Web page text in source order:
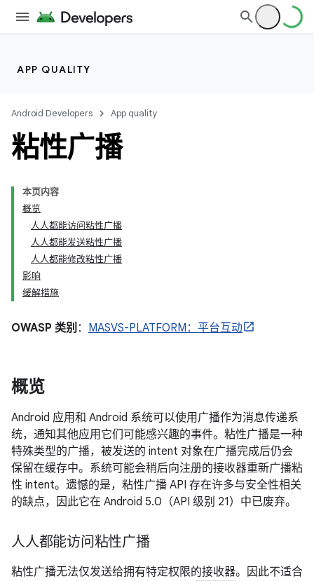
APP QUALITY
Android Developers App quality
粘性广播
本页内容
概览
人人都能访问粘性广播
人人都能发送粘性广播
人人都能修改粘性广播
影响
缓解措施
OWASP 类别 ： MASVS-PLATFORM：平台互动
概览
Android 应用和 Android 系统可以使用广播作为消息传递系
统，通知其他应用它们可能感兴趣的事件。粘性广播是一种
特殊类型的广播，被发送的 intent 对象在广播完成后仍会
保留在缓存中。 系统可能会稍后向注册的接收器重新广播粘
性 intent。遗憾的是，粘性广播 API 存在许多与安全性相关
的缺点，因此它在 Android 5.0（API 级别 21）中已废弃。
人人都能访问粘性广播
粘性广播无法仅发送给拥有特定权限的接收器。因此不适合